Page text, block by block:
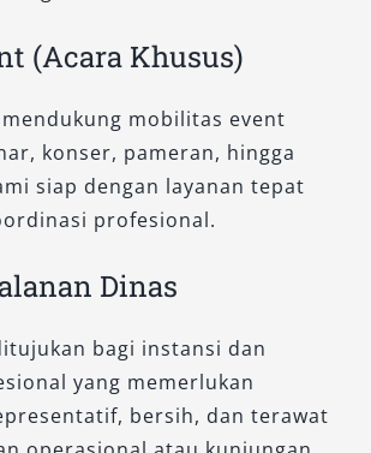
kenyamanan dan fleksibilitas
tipe Mitsubishi Xpander yang
Wisata memberikan Anda
memilih kendaraan sesuai
warna hitam atau putih,
atau manual, untuk pemakaian
semua tersedia dalam
Hubungi kami untuk
layanan rental mobil Xpander
(Acara Khusus)
mendukung mobilitas event
konser, pameran, hingga
siap dengan layanan tepat
profesional.
Dinas
bagi instansi dan
yang memerlukan
bersih, dan terawat